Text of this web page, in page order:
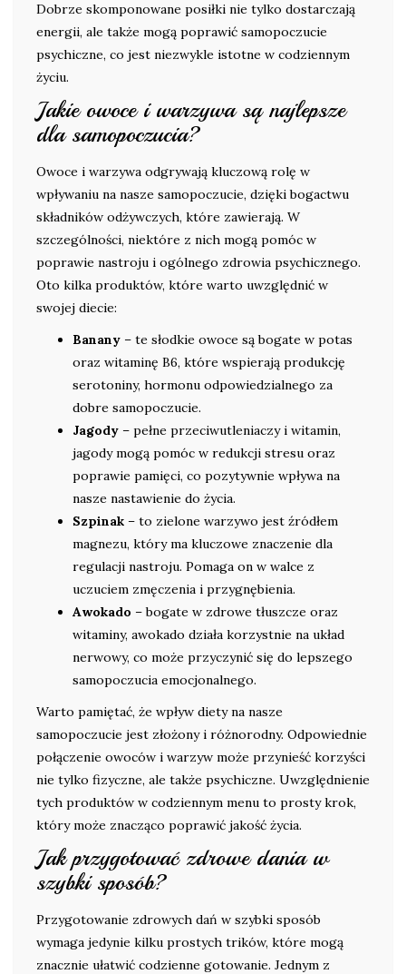
Dobrze skomponowane posiłki nie tylko dostarczają
energii, ale także mogą poprawić samopoczucie
psychiczne, co jest niezwykle istotne w codziennym
życiu.
Jakie owoce i warzywa są najlepsze
dla samopoczucia?
Owoce i warzywa odgrywają kluczową rolę w
wpływaniu na nasze samopoczucie, dzięki bogactwu
składników odżywczych, które zawierają. W
szczególności, niektóre z nich mogą pomóc w
poprawie nastroju i ogólnego zdrowia psychicznego.
Oto kilka produktów, które warto uwzględnić w
swojej diecie:
Banany – te słodkie owoce są bogate w potas
oraz witaminę B6, które wspierają produkcję
serotoniny, hormonu odpowiedzialnego za
dobre samopoczucie.
Jagody – pełne przeciwutleniaczy i witamin,
jagody mogą pomóc w redukcji stresu oraz
poprawie pamięci, co pozytywnie wpływa na
nasze nastawienie do życia.
Szpinak – to zielone warzywo jest źródłem
magnezu, który ma kluczowe znaczenie dla
regulacji nastroju. Pomaga on w walce z
uczuciem zmęczenia i przygnębienia.
Awokado – bogate w zdrowe tłuszcze oraz
witaminy, awokado działa korzystnie na układ
nerwowy, co może przyczynić się do lepszego
samopoczucia emocjonalnego.
Warto pamiętać, że wpływ diety na nasze
samopoczucie jest złożony i różnorodny. Odpowiednie
połączenie owoców i warzyw może przynieść korzyści
nie tylko fizyczne, ale także psychiczne. Uwzględnienie
tych produktów w codziennym menu to prosty krok,
który może znacząco poprawić jakość życia.
Jak przygotować zdrowe dania w
szybki sposób?
Przygotowanie zdrowych dań w szybki sposób
wymaga jedynie kilku prostych trików, które mogą
znacznie ułatwić codzienne gotowanie. Jednym z